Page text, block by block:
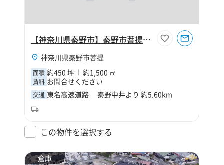
【神奈川県秦野市】秦野市菩提450坪工場
神奈川県秦野市菩提
面積 約450 坪 約1,500 ㎡
賃料 お問合せください
交通 東名高速道路 秦野中井より 約5.60km
この物件を選択する
倉庫